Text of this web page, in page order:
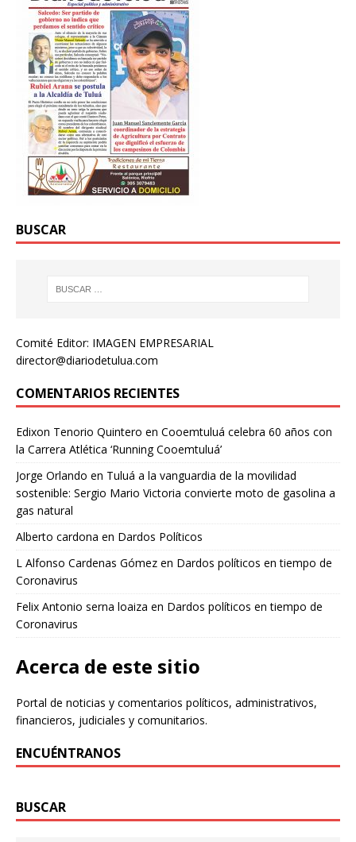
BUSCAR
Comité Editor: IMAGEN EMPRESARIAL
director@diariodetulua.com
COMENTARIOS RECIENTES
Edixon Tenorio Quintero en Cooemtuluá celebra 60 años con
la Carrera Atlética ‘Running Cooemtuluá’
Jorge Orlando en Tuluá a la vanguardia de la movilidad
sostenible: Sergio Mario Victoria convierte moto de gasolina a
gas natural
Alberto cardona en Dardos Políticos
L Alfonso Cardenas Gómez en Dardos políticos en tiempo de
Coronavirus
Felix Antonio serna loaiza en Dardos políticos en tiempo de
Coronavirus
Acerca de este sitio
Portal de noticias y comentarios políticos, administrativos,
financieros, judiciales y comunitarios.
ENCUÉNTRANOS
BUSCAR